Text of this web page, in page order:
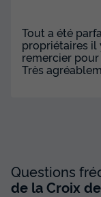
Tout a été
propriétaires il
remercier
Très
Questions
de la Croix